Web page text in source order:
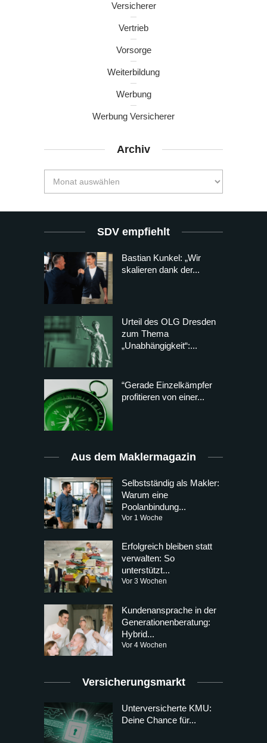
Versicherer
Vertrieb
Vorsorge
Weiterbildung
Werbung
Werbung Versicherer
Archiv
SDV empfiehlt
Bastian Kunkel: „Wir
skalieren dank der...
Urteil des OLG Dresden
zum Thema
„Unabhängigkeit“:...
“Gerade Einzelkämpfer
profitieren von einer...
Aus dem Maklermagazin
Selbstständig als Makler:
Warum eine
Poolanbindung...
Vor 1 Woche
Erfolgreich bleiben statt
verwalten: So
unterstützt...
Vor 3 Wochen
Kundenansprache in der
Generationenberatung:
Hybrid...
Vor 4 Wochen
Versicherungsmarkt
Unterversicherte KMU:
Deine Chance für...